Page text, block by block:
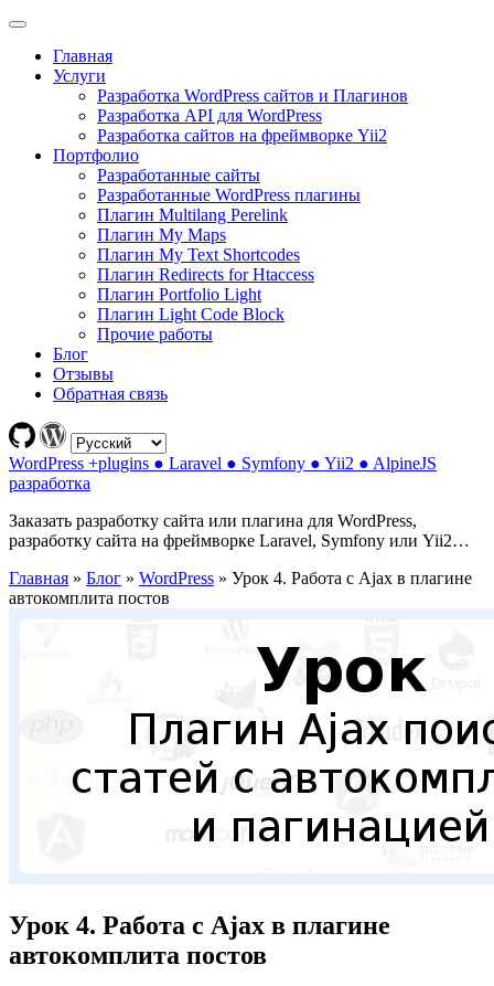
Главная
Услуги
Разработка WordPress сайтов и Плагинов
Разработка API для WordPress
Разработка сайтов на фреймворке Yii2
Портфолио
Разработанные сайты
Разработанные WordPress плагины
Плагин Multilang Perelink
Плагин My Maps
Плагин My Text Shortcodes
Плагин Redirects for Htaccess
Плагин Portfolio Light
Плагин Light Code Block
Прочие работы
Блог
Отзывы
Обратная связь
WordPress +plugins ● Laravel ● Symfony ● Yii2 ● AlpineJS
разработка
Заказать разработку сайта или плагина для WordPress,
разработку сайта на фреймворке Laravel, Symfony или Yii2…
Главная » Блог » WordPress » Урок 4. Работа с Ajax в плагине
автокомплита постов
Урок 4. Работа с Ajax в плагине
автокомплита постов